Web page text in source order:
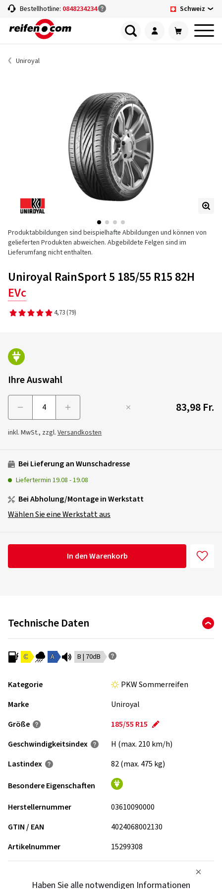
Bestellhotline: 0848234234 Schweiz
Uniroyal
Produktabbildungen sind beispielhafte Abbildungen und können von
gelieferten Produkten abweichen. Abgebildete Felgen sind im
Lieferumfang nicht enthalten.
Uniroyal RainSport 5 185/55 R15 82H
EVc
4,73 (79)
Ihre Auswahl
83,98 Fr.
inkl. MwSt., zzgl. Versandkosten
Bei Lieferung an Wunschadresse
Liefertermin 19.08 -19.08
Bei Abholung/Montage in Werkstatt
Wählen Sie eine Werkstatt aus
In den Warenkorb
Technische Daten
C A B | 70dB
Kategorie
PKW Sommerreifen
Marke
Uniroyal
Größe
185/55 R15
Geschwindigkeits­index
H (max. 210 km/h)
Lastindex
82 (max. 475 kg)
Besondere Eigenschaften
Herstellernummer
03610090000
GTIN / EAN
4024068002130
Artikelnummer
15299308
Haben Sie alle notwendigen Informationen